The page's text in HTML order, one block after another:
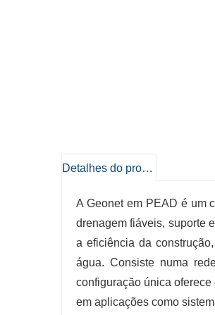
Detalhes do produto
A Geonet em PEAD é um
drenagem fiáveis, suporte
a eficiência da
água. Consiste numa
configuração única
em aplicações como